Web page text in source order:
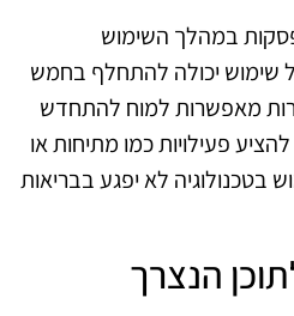
במהלך השימוש
שימוש יכולה להתחלף בחמש
מאפשרות למוח להתחדש
פעילויות כמו מתיחות או
בטכנולוגיה לא יפגע בבריאות
הנצרך